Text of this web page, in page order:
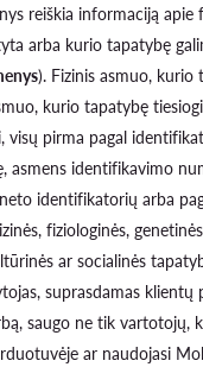
reiškia informaciją apie
arba kurio tapatybę
). Fizinis asmuo, kurio
kurio tapatybę
visų pirma pagal
asmens identifikavimo
identifikatorių arba
fiziologinės,
ar socialinės
suprasdamas klientų
saugo ne tik vartotojų,
ar naudojasi